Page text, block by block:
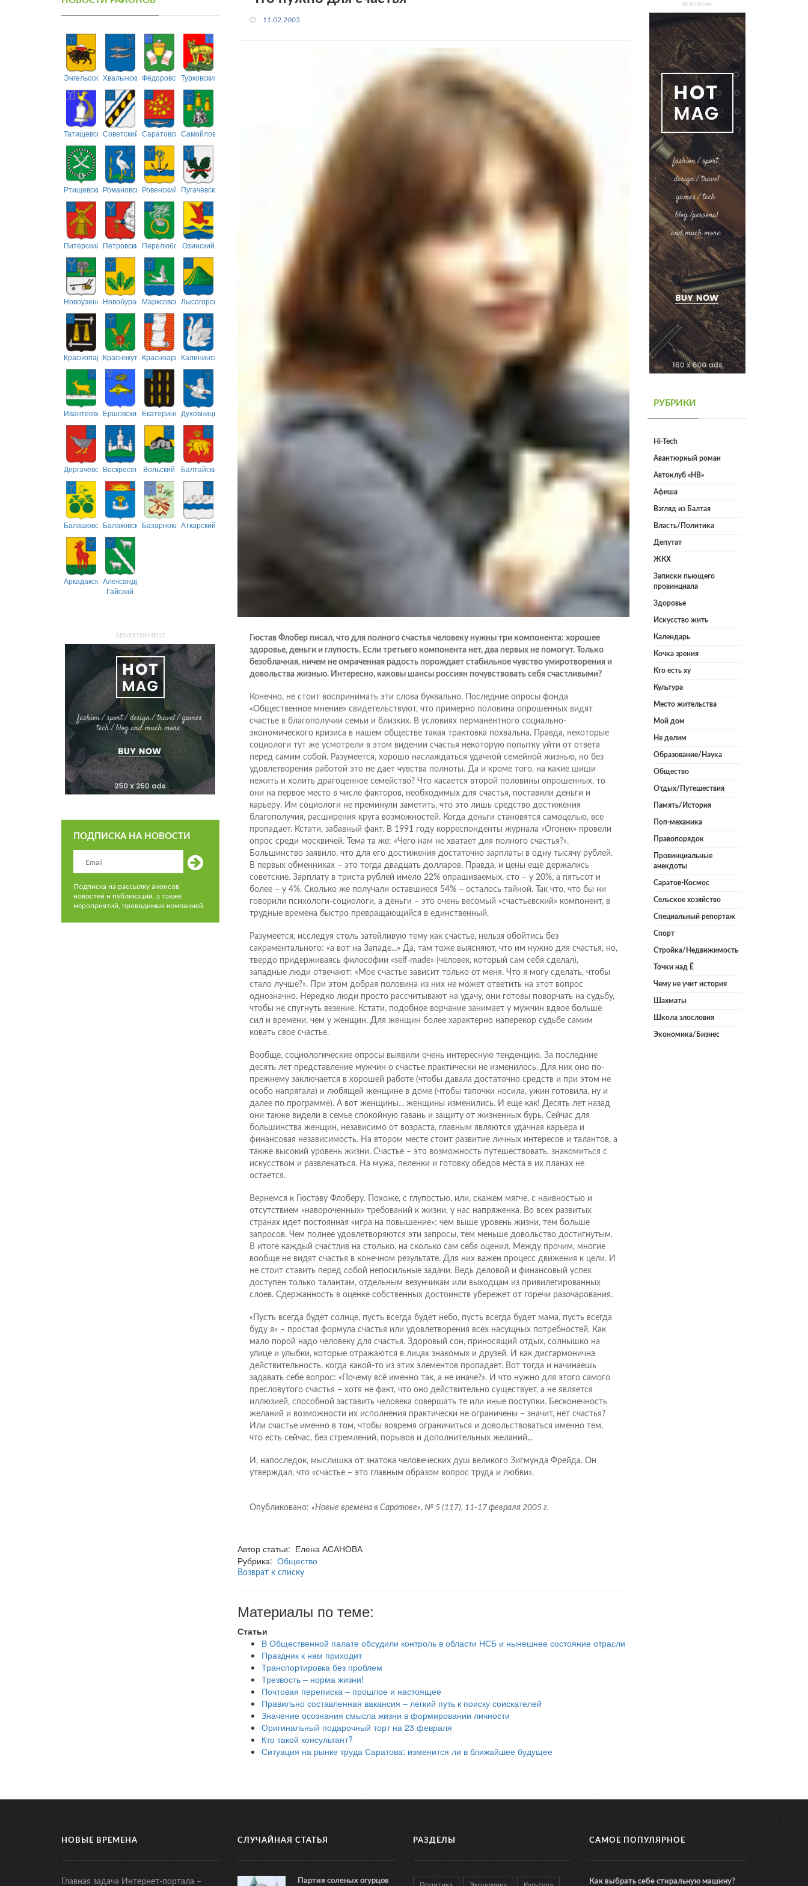
ЭнгельсскийХвалынскийФёдоровскийТурковский
ТатищевскийСоветский СаратовскийСамойловский
РтищевскийРомановскийРовенский Пугачёвский
Питерский ПетровскийПерелюбскийОзинский
НовоузенскийНовобурасскийМарксовскийЛысогорский
Краснопартизанский
КраснокутскийКрасноармейский
Калининский
ИвантеевскийЕршовский ЕкатериновскийДуховницкий
ДергачёвскийВоскресенскийВольский Балтайский
БалашовскийБалаковскийБазарнокарабулакский
Аткарский
АркадакскийАлександрово-
Гайский
ADVERTISEMENT
ПОДПИСКА НА НОВОСТИ
Подписка на рассылку анонсов
новостей и публикаций, а также
мероприятий, проводимых компанией.
11.02.2005
Гюстав Флобер писал, что для полного счастья человеку нужны три компонента: хорошее
здоровье, деньги и глупость. Если третьего компонента нет, два первых не помогут. Только
безоблачная, ничем не омраченная радость порождает стабильное чувство умиротворения и
довольства жизнью. Интересно, каковы шансы россиян почувствовать себя счастливыми?
Конечно, не стоит воспринимать эти слова буквально. Последние опросы фонда
«Общественное мнение» свидетельствуют, что примерно половина опрошенных видят
счастье в благополучии семьи и близких. В условиях перманентного социально-
экономического кризиса в нашем обществе такая трактовка похвальна. Правда, некоторые
социологи тут же усмотрели в этом видении счастья некоторую попытку уйти от ответа
перед самим собой. Разумеется, хорошо наслаждаться удачной семейной жизнью, но без
удовлетворения работой это не дает чувства полноты. Да и кроме того, на какие шиши
нежить и холить драгоценное семейство? Что касается второй половины опрошенных, то
они на первое место в числе факторов, необходимых для счастья, поставили деньги и
карьеру. Им социологи не преминули заметить, что это лишь средство достижения
благополучия, расширения круга возможностей. Когда деньги становятся самоцелью, все
пропадает. Кстати, забавный факт. В 1991 году корреспонденты журнала «Огонек» провели
опрос среди москвичей. Тема та же: «Чего нам не хватает для полного счастья?».
Большинство заявило, что для его достижения достаточно зарплаты в одну тысячу рублей.
В первых обменниках – это тогда двадцать долларов. Правда, и цены еще держались
советские. Зарплату в триста рублей имело 22% опрашиваемых, сто – у 20%, а пятьсот и
более – у 4%. Сколько же получали оставшиеся 54% – осталось тайной. Так что, что бы ни
говорили психологи-социологи, а деньги – это очень весомый «счастьевский» компонент, в
трудные времена быстро превращающийся в единственный.
Разумеется, исследуя столь затейливую тему как счастье, нельзя обойтись без
сакраментального: «а вот на Западе...» Да, там тоже выясняют, что им нужно для счастья, но,
твердо придерживаясь философии «self-made» (человек, который сам себя сделал),
западные люди отвечают: «Мое счастье зависит только от меня. Что я могу сделать, чтобы
стало лучше?». При этом добрая половина из них не может ответить на этот вопрос
однозначно. Нередко люди просто рассчитывают на удачу, они готовы поворчать на судьбу,
чтобы не спугнуть везение. Кстати, подобное ворчание занимает у мужчин вдвое больше
сил и времени, чем у женщин. Для женщин более характерно наперекор судьбе самим
ковать свое счастье.
Вообще, социологические опросы выявили очень интересную тенденцию. За последние
десять лет представление мужчин о счастье практически не изменилось. Для них оно по-
прежнему заключается в хорошей работе (чтобы давала достаточно средств и при этом не
особо напрягала) и любящей женщине в доме (чтобы тапочки носила, ужин готовила, ну и
далее по программе). А вот женщины... женщины изменились. И еще как! Десять лет назад
они также видели в семье спокойную гавань и защиту от жизненных бурь. Сейчас для
большинства женщин, независимо от возраста, главным являются удачная карьера и
финансовая независимость. На втором месте стоит развитие личных интересов и талантов, а
также высокий уровень жизни. Счастье – это возможность путешествовать, знакомиться с
искусством и развлекаться. На мужа, пеленки и готовку обедов места в их планах не
остается.
Вернемся к Гюставу Флоберу. Похоже, с глупостью, или, скажем мягче, с наивностью и
отсутствием «навороченных» требований к жизни, у нас напряженка. Во всех развитых
странах идет постоянная «игра на повышение»: чем выше уровень жизни, тем больше
запросов. Чем полнее удовлетворяются эти запросы, тем меньше довольство достигнутым.
В итоге каждый счастлив на столько, на сколько сам себя оценил. Между прочим, многие
вообще не видят счастья в конечном результате. Для них важен процесс движения к цели. И
не стоит ставить перед собой непосильные задачи. Ведь деловой и финансовый успех
доступен только талантам, отдельным везунчикам или выходцам из привилегированных
слоев. Сдержанность в оценке собственных достоинств убережет от горечи разочарования.
«Пусть всегда будет солнце, пусть всегда будет небо, пусть всегда будет мама, пусть всегда
буду я» – простая формула счастья или удовлетворения всех насущных потребностей. Как
мало порой надо человеку для счастья. Здоровый сон, приносящий отдых, солнышко на
улице и улыбки, которые отражаются в лицах знакомых и друзей. И как дисгармонична
действительность, когда какой-то из этих элементов пропадает. Вот тогда и начинаешь
задавать себе вопрос: «Почему всё именно так, а не иначе?». И что нужно для этого самого
пресловутого счастья – хотя не факт, что оно действительно существует, а не является
иллюзией, способной заставить человека совершать те или иные поступки. Бесконечность
желаний и возможности их исполнения практически не ограничены – значит, нет счастья?
Или счастье именно в том, чтобы вовремя ограничиться и довольствоваться именно тем,
что есть сейчас, без стремлений, порывов и дополнительных желаний...
И, напоследок, мыслишка от знатока человеческих душ великого Зигмунда Фрейда. Он
утверждал, что «счастье – это главным образом вопрос труда и любви».
Опубликовано: «Новые времена в Саратове», № 5 (117), 11-17 февраля 2005 г.
Автор статьи: Елена АСАНОВА
Рубрика: Общество
Возврат к списку
Материалы по теме:
Статьи
В Общественной палате обсудили контроль в области НСБ и нынешнее состояние отрасли
Праздник к нам приходит
Транспортировка без проблем
Трезвость – норма жизни!
Почтовая переписка – прошлое и настоящее
Правильно составленная вакансия – легкий путь к поиску соискателей
Значение осознания смысла жизни в формировании личности
Оригинальный подарочный торт на 23 февраля
Кто такой консультант?
Ситуация на рынке труда Саратова: изменится ли в ближайшее будущее
РЕКЛАМА
РУБРИКИ
Hi-Tech
Авантюрный роман
Автоклуб «НВ»
Афиша
Взгляд из Балтая
Власть/Политика
Депутат
ЖКХ
Записки пьющего
провинциала
Здоровье
Искусство жить
Календарь
Кочка зрения
Кто есть ху
Культура
Место жительства
Мой дом
Не делим
Образование/Наука
Общество
Отдых/Путешествия
Память/История
Поп-механика
Правопорядок
Провинциальные
анекдоты
Саратов-Космос
Сельское хозяйство
Специальный репортаж
Спорт
Стройка/Недвижимость
Точки над Ё
Чему не учит история
Шахматы
Школа злословия
Экономика/Бизнес
НОВЫЕ ВРЕМЕНА
Главная задача Интернет-портала –
СЛУЧАЙНАЯ СТАТЬЯ
Партия соленых огурцов
РАЗДЕЛЫ САМОЕ ПОПУЛЯРНОЕ
Как выбрать себе стиральную машину?